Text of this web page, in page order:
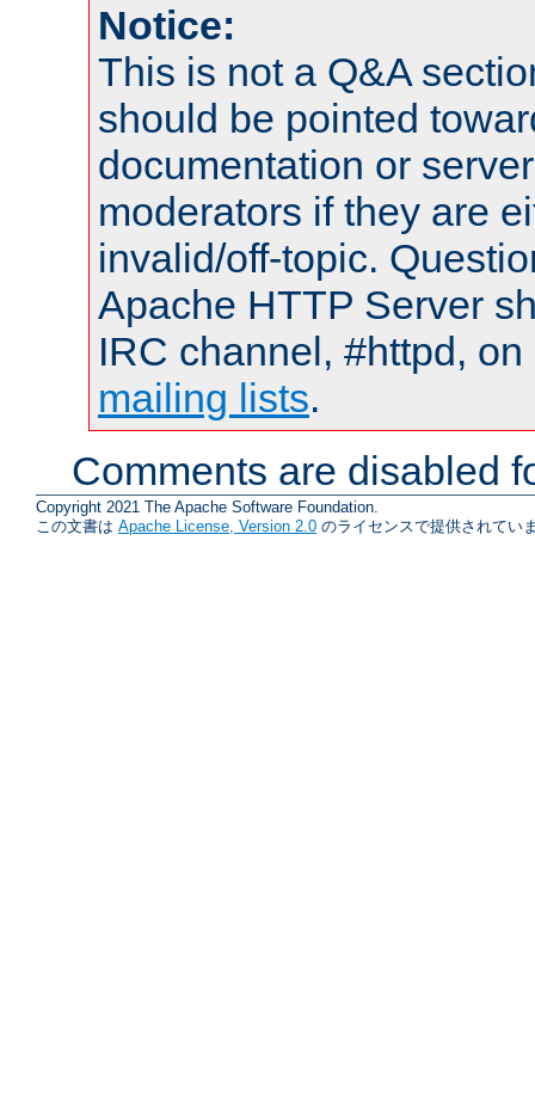
Notice:
This is not a Q&A
should be pointed
documentation or
moderators if they are
invalid/off-topic.
Apache HTTP Server
IRC channel, #httpd,
mailing lists.
Comments are disabled
Copyright 2021 The Apache Software Foundation.
この文書は Apache License, Version 2.0 のライセンスで提供されてい